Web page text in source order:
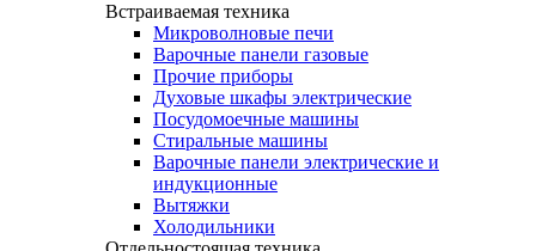
Встраиваемая техника
Микроволновые печи
Варочные панели газовые
Прочие приборы
Духовые шкафы электрические
Посудомоечные машины
Стиральные машины
Варочные панели электрические и
индукционные
Вытяжки
Холодильники